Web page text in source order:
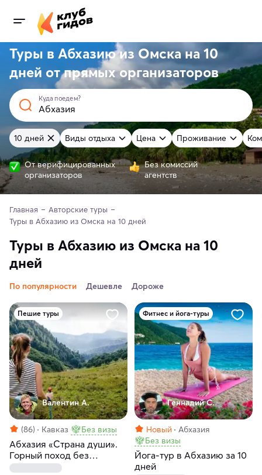
Туры в Абхазию из Омска на 10
дней отпрямыхорганизаторов
Куда поедем?
10 дней Виды отдыха Цена Проживание
От верифицированных
организаторов
Без комиссий
агентств
Главная
Авторские туры
Туры в Абхазию из Омска на 10 дней
Туры в Абхазию из Омска на 10
дней
По популярности Дешевле Дороже
Пешие туры
Валентин А.
(86) Кавказ Без визы
Абхазия «Страна души».
Горный поход без
рюкзаков
Фитнес и йога-туры
Геннадий С.
Новый
Абхазия
Без визы
Йога-тур в Абхазию за 10
дней